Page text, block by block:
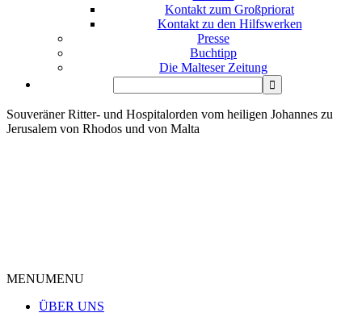
Kontakt zum Großpriorat
Kontakt zu den Hilfswerken
Presse
Buchtipp
Die Malteser Zeitung
Souveräner Ritter- und Hospitalorden vom heiligen Johannes zu
Jerusalem von Rhodos und von Malta
MENUMENU
ÜBER UNS